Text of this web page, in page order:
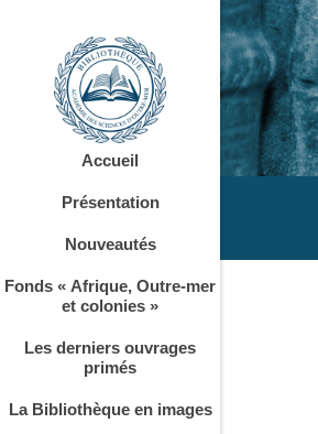
Accueil
Présentation
Nouveautés
Fonds « Afrique, Outre-mer
et colonies »
Les derniers ouvrages
primés
La Bibliothèque en images